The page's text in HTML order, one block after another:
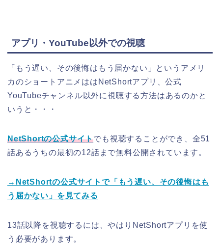
アプリ・YouTube以外での視聴
「もう遅い、その後悔はもう届かない 」 というアメリ
カのショートアニメははNetShortアプリ、公式
YouTubeチャンネル以外に視聴する方法はあるのかと
いうと・・・
NetShortの公式サイトでも視聴することができ、全51
話あるうちの最初の12話まで無料公開されています。
→NetShortの公式サイトで「もう遅い、その後悔はも
う届かない 」 を見てみる
13話以降を視聴するには、やはりNetShortアプリを使
う必要があります。